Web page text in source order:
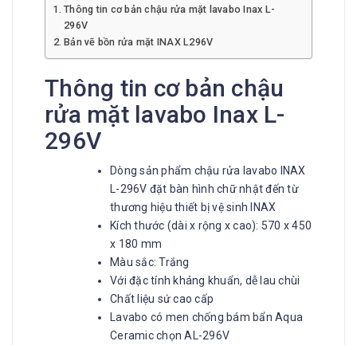
Thông tin cơ bản chậu rửa mặt lavabo Inax L-
296V
Bản vẽ bồn rửa mặt INAX L296V
Thông tin cơ bản chậu
rửa mặt lavabo Inax L-
296V
Dòng sản phẩm chậu rửa lavabo INAX
L-296V đặt bàn hình chữ nhật đến từ
thương hiệu thiết bị vệ sinh INAX
Kích thước (dài x rộng x cao): 570 x 450
x 180 mm
Màu sắc: Trắng
Với đặc tính kháng khuẩn, dễ lau chùi
Chất liệu sứ cao cấp
Lavabo có men chống bám bẩn Aqua
Ceramic chọn AL-296V